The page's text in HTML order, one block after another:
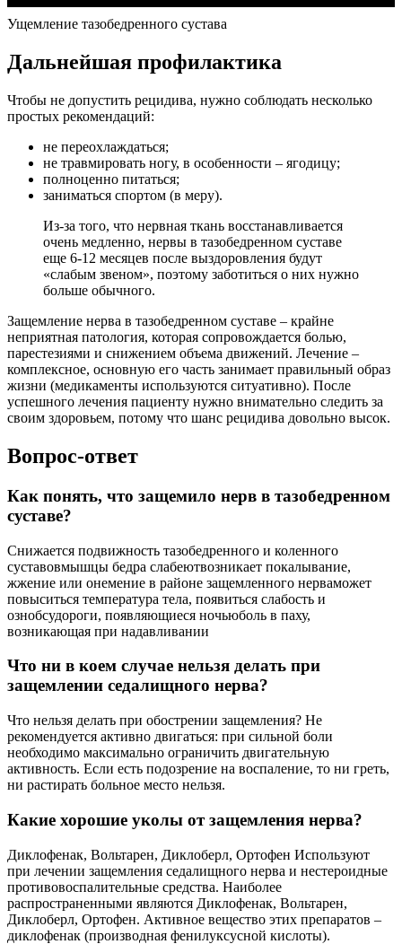
Ущемление тазобедренного сустава
Дальнейшая профилактика
Чтобы не допустить рецидива, нужно соблюдать несколько
простых рекомендаций:
не переохлаждаться;
не травмировать ногу, в особенности – ягодицу;
полноценно питаться;
заниматься спортом (в меру).
Из-за того, что нервная ткань восстанавливается
очень медленно, нервы в тазобедренном суставе
еще 6-12 месяцев после выздоровления будут
«слабым звеном», поэтому заботиться о них нужно
больше обычного.
Защемление нерва в тазобедренном суставе – крайне
неприятная патология, которая сопровождается болью,
парестезиями и снижением объема движений. Лечение –
комплексное, основную его часть занимает правильный образ
жизни (медикаменты используются ситуативно). После
успешного лечения пациенту нужно внимательно следить за
своим здоровьем, потому что шанс рецидива довольно высок.
Вопрос-ответ
Как понять, что защемило нерв в тазобедренном
суставе?
Снижается подвижность тазобедренного и коленного
суставовмышцы бедра слабеютвозникает покалывание,
жжение или онемение в районе защемленного нерваможет
повыситься температура тела, появиться слабость и
ознобсудороги, появляющиеся ночьюболь в паху,
возникающая при надавливании
Что ни в коем случае нельзя делать при
защемлении седалищного нерва?
Что нельзя делать при обострении защемления? Не
рекомендуется активно двигаться: при сильной боли
необходимо максимально ограничить двигательную
активность. Если есть подозрение на воспаление, то ни греть,
ни растирать больное место нельзя.
Какие хорошие уколы от защемления нерва?
Диклофенак, Вольтарен, Диклоберл, Ортофен Используют
при лечении защемления седалищного нерва и нестероидные
противовоспалительные средства. Наиболее
распространенными являются Диклофенак, Вольтарен,
Диклоберл, Ортофен. Активное вещество этих препаратов –
диклофенак (производная фенилуксусной кислоты).